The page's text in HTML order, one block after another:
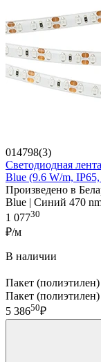
014798(3)
Светодиодная
Blue (9.6 W/m,
Произведено в
Blue | Синий 470
1 07730
₽/м
В наличии
Пакет
Пакет
5 38650₽